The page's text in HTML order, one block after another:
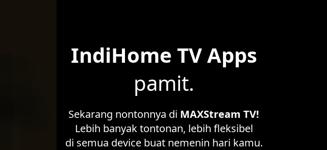
IndiHome TV Apps
pamit.
Sekarang nontonnya di MAXStream TV!
Lebih banyak tontonan, lebih fleksibel
di semua device buat nemenin hari kamu.